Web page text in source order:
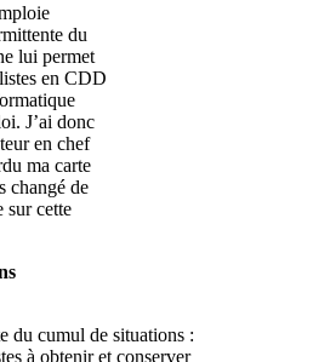
du
lui permet
en CDD
J’ai donc
en chef
ma carte
changé de
sur cette
du cumul de situations :
à obtenir et conserver